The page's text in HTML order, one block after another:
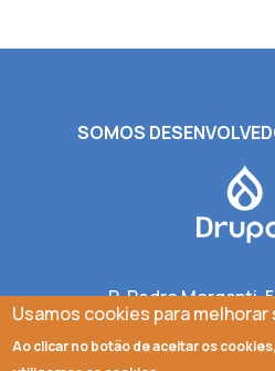
R. Pedro Morganti,
São Paulo/SP
SOMOS
Usamos cookies para
Ao clicar no botão de aceitar os